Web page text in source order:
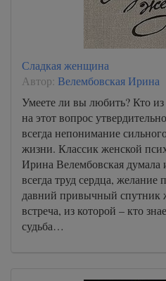
Сладкая женщина
Автор: Велембовская Ирина
Умеете ли вы любить? Кто
на этот вопрос
всегда непонимание
жизни. Классик женской
Ирина Велембовская думала
всегда труд сердца, желание
давний привычный спутник
встреча, из которой – кто
судьба…